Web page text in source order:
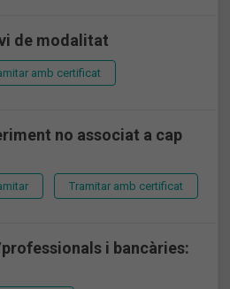
de modalitat
amb certificat
no associat a cap
Tramitar amb certificat
i bancàries: